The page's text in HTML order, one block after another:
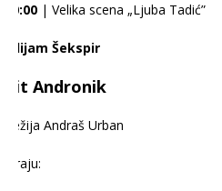
20:00 | Velika scena „Ljuba Tadić”
Vilijam Šekspir
Tit Andronik
Režija Andraš Urban
Igraju: